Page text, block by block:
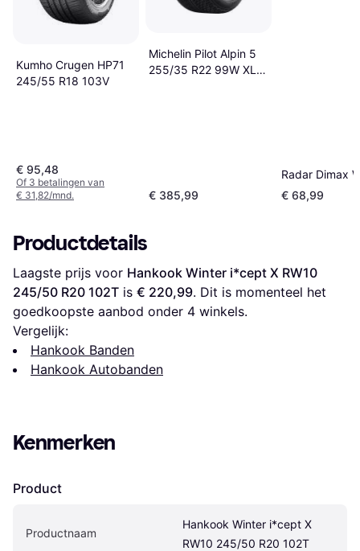
Kumho Crugen HP71
245/55 R18 103V
€ 95,48
Of 3 betalingen van
€ 31,82/mnd.
Michelin Pilot Alpin 5
255/35 R22 99W XL
€ 385,99
Radar Dimax
€ 68,99
Productdetails
Laagste prijs voor Hankook Winter i*cept X RW10
245/50 R20 102T is € 220,99. Dit is momenteel het
goedkoopste aanbod onder 4 winkels.
Vergelijk:
Hankook Banden
Hankook Autobanden
Kenmerken
Product
Productnaam
Hankook Winter i*cept X
RW10 245/50 R20 102T